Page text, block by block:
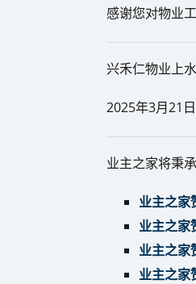
感谢您对物业
兴禾仁物业上
2025年3月21日
业主之家将秉
业主之家
业主之家
业主之家
业主之家